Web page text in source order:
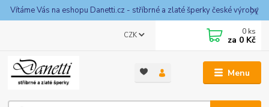
Vítáme Vás na eshopu Danetti.cz - stříbrné a zlaté šperky české výroby
Menu
CZK 0 ks
za 0 Kč